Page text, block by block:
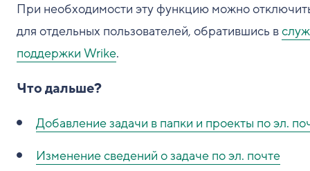
При необходимости эту функцию можно
для отдельных пользователей, обратившись в
поддержки Wrike.
Что дальше?
Добавление задачи в папки и проекты по эл.
Изменение сведений о задаче по эл. почте